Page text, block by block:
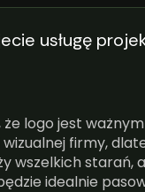
usługę
że logo jest
firmy,
wszelkich starań,
idealnie